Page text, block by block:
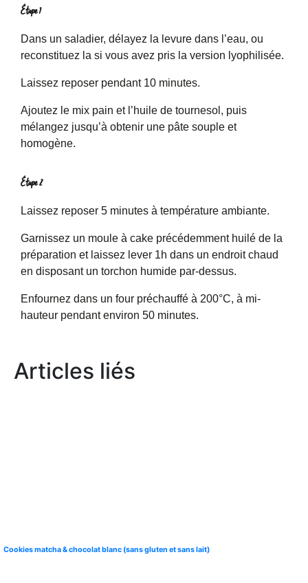
Étape 1
Dans un saladier, délayez la levure dans l’eau, ou
reconstituez la si vous avez pris la version lyophilisée.
Laissez reposer pendant 10 minutes.
Ajoutez le mix pain et l’huile de tournesol, puis
mélangez jusqu’à obtenir une pâte souple et
homogène.
Étape 2
Laissez reposer 5 minutes à température ambiante.
Garnissez un moule à cake précédemment huilé de la
préparation et laissez lever 1h dans un endroit chaud
en disposant un torchon humide par-dessus.
Enfournez dans un four préchauffé à 200°C, à mi-
hauteur pendant environ 50 minutes.
Articles liés
Cookies matcha & chocolat blanc (sans gluten et sans lait)